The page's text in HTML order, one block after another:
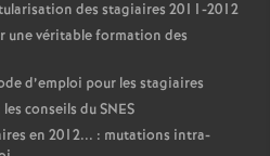
des stagiaires 2011-2012
une véritable formation des
d’emploi pour les stagiaires
conseils duSNES
en 2012... : mutations intra-